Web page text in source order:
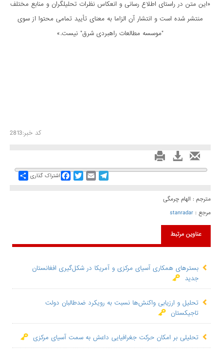
«این متن در راستای اطلاع رسانی و انعكاس نظرات تحليلگران و منابع مختلف
منتشر شده است و انتشار آن الزاما به معنای تأیید تمامی محتوا از سوی
"موسسه مطالعات راهبردی شرق" نیست.»
کد خبر:2813
Share اشتراک گذاری
FacebookTwitterEmail
Telegram
مترجم : الهام چرمگی
مرجع : stanradar
عناوین مرتبط
بسترهای همکاری آسیای مرکزی و آمریکا در شکل‌گیری افغانستان
جدید
تحلیل و ارزیابی واکنش‌ها نسبت به رویکرد ضدطالبان دولت
تاجیکستان
تحلیلی بر امکان حرکت جغرافیایی داعش به سمت آسیای مرکزی